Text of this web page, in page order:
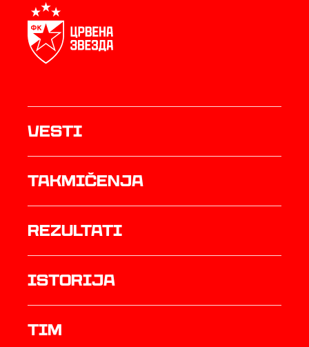
Vesti
Takmičenja
rezultati
istorija
TIM